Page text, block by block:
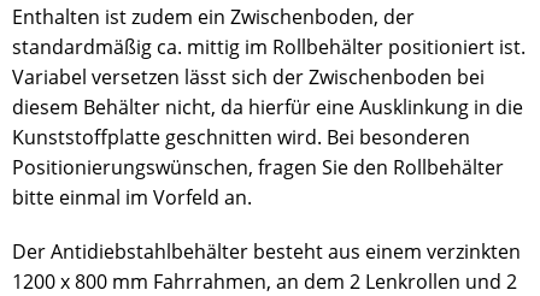
Enthalten ist zudem ein Zwischenboden, der
standardmäßig ca. mittig im Rollbehälter positioniert ist.
Variabel versetzen lässt sich der Zwischenboden bei
diesem Behälter nicht, da hierfür eine Ausklinkung in die
Kunststoffplatte geschnitten wird. Bei besonderen
Positionierungswünschen, fragen Sie den Rollbehälter
bitte einmal im Vorfeld an.
Der Antidiebstahlbehälter besteht aus einem verzinkten
1200 x 800 mm Fahrrahmen, an dem 2 Lenkrollen und 2